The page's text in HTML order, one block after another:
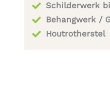
Schilderwerk
Behangwerk /
Houtrotherstel​